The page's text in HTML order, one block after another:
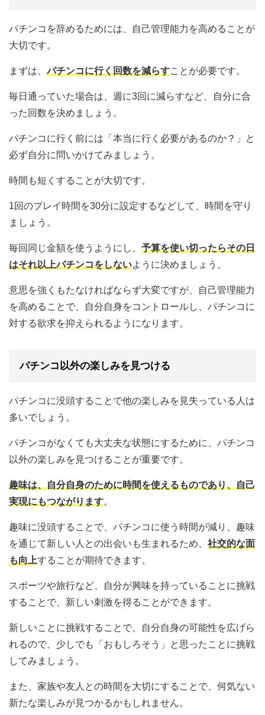
パチンコを辞めるためには、自己管理能力を高めることが
大切です。
まずは、パチンコに行く回数を減らすことが必要です。
毎日通っていた場合は、週に3回に減らすなど、自分に合
った回数を決めましょう。
パチンコに行く前には「本当に行く必要があるのか？」と
必ず自分に問いかけてみましょう。
時間も短くすることが大切です。
1回のプレイ時間を30分に設定するなどして、時間を守り
ましょう。
毎回同じ金額を使うようにし、 予算を使い切ったらその日
はそれ以上パチンコをしないように決めましょう。
意思を強くもたなければならず大変ですが、自己管理能力
を高めることで、自分自身をコントロールし、パチンコに
対する欲求を抑えられるようになります。
パチンコ以外の楽しみを見つける
パチンコに没頭することで他の楽しみを見失っている人は
多いでしょう。
パチンコがなくても大丈夫な状態にするために、パチンコ
以外の楽しみを見つけることが重要です。
趣味は、自分自身のために時間を使えるものであり、自己
実現にもつながります。
趣味に没頭することで、パチンコに使う時間が減り、趣味
を通じて新しい人との出会いも生まれるため、 社交的な面
も向上することが期待できます。
スポーツや旅行など、自分が興味を持っていることに挑戦
することで、新しい刺激を得ることができます。
新しいことに挑戦することで、自分自身の可能性を広げら
れるので、少しでも「おもしろそう」と思ったことに挑戦
してみましょう。
また、家族や友人との時間を大切にすることで、何気ない
新たな楽しみが見つかるかもしれません。